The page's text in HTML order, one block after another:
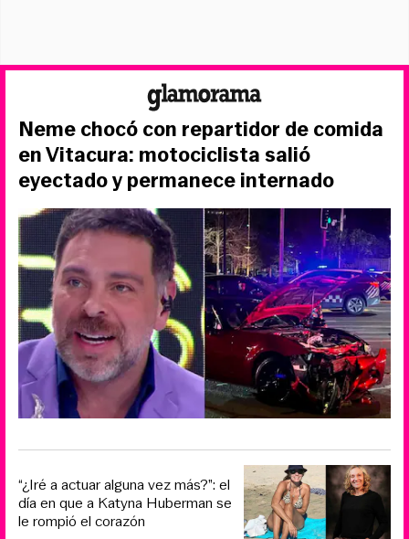
Neme chocó con repartidor de comida
en Vitacura: motociclista salió
eyectado y permanece internado
“¿Iré a actuar alguna vez más?”: el
día en que a Katyna Huberman se
le rompió el corazón